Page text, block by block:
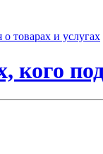
товарах и услугах
кого